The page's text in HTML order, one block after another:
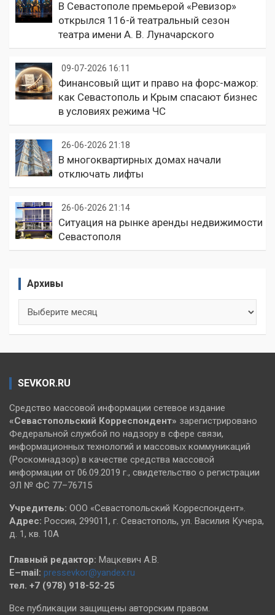
В Севастополе премьерой «Ревизор»
открылся 116-й театральный сезон
театра имени А. В. Луначарского
09-07-2026 16:11
Финансовый щит и право на форс-мажор:
как Севастополь и Крым спасают бизнес
в условиях режима ЧС
26-06-2026 21:18
В многоквартирных домах начали
отключать лифты
26-06-2026 21:14
Ситуация на рынке аренды недвижимости
Севастополя
Архивы
SEVKOR.RU
Средство массовой информации сетевое издание
«Севастопольский Корреспондент» зарегистрировано
Федеральной службой по надзору в сфере связи,
информационных технологий и массовых коммуникаций
(Роскомнадзор) в качестве средства массовой
информации от 06.09.2019 г., свидетельство о регистрации
ЭЛ № ФС 77–76715
Учредитель: ООО «Севастопольский Корреспондент».
Адрес: Россия, 299011, г. Севастополь, ул. Василия Кучера,
д. 1, кв. 10А
Главный редактор: Мацкевич А.В.
E–mail: pressevkor@yandex.ru
тел. +7 (978) 918-52-25
Все публикации защищены авторским правом.